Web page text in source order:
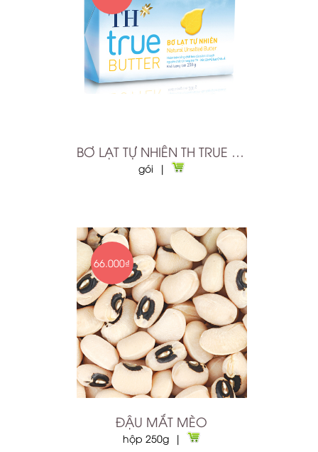
BƠ LẠT TỰ NHIÊN TH TRUE BUTTER 200G
gói |
66.000₫
ĐẬU MẮT MÈO
hộp 250g |